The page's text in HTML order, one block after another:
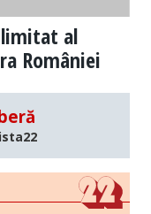
limitat al
României